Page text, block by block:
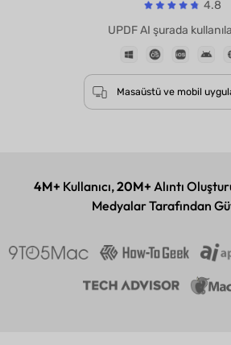
5000+
UPDF AI şurada
4M+ Kullanıcı,20M+ Alıntı
Medyalar Tarafından